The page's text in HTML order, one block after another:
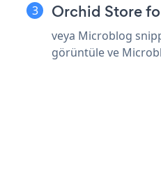
Orchid Store
veya Microblog
görüntüle ve